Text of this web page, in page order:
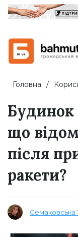
Головна
Будинок
що
після
ракети?
Семаковська